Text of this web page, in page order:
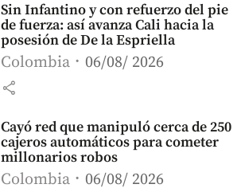
Sin Infantino y con refuerzo del pie
de fuerza: así avanza Cali hacia la
posesión de De la Espriella
Colombia 06/08/ 2026
share
Cayó red que manipuló cerca de 250
cajeros automáticos para cometer
millonarios robos
Colombia 06/08/ 2026